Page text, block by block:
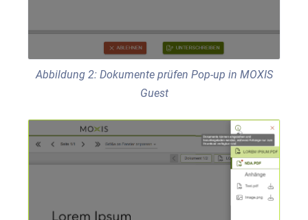
Abbildung 2: Dokumente prüfen Pop-up in MOXIS
Guest